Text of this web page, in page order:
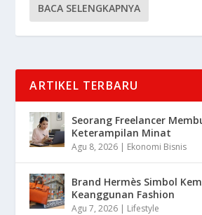
BACA SELENGKAPNYA
ARTIKEL TERBARU
Seorang Freelancer
Keterampilan Minat
Agu 8, 2026 | Ekonomi Bisnis
Brand Hermès Simbol
Keanggunan Fashion
Agu 7, 2026 | Lifestyle